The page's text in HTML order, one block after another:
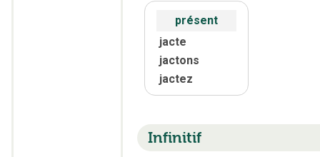
présent
jacte
jactons
jactez
Infinitif